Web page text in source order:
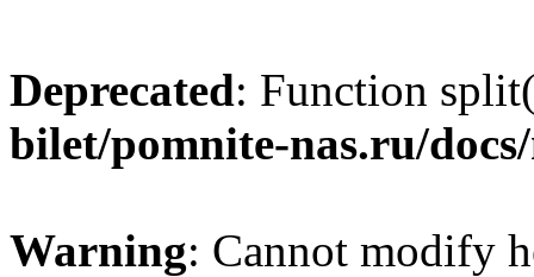
Deprecated: Function
bilet/pomnite-nas.ru/
Warning: Cannot modify